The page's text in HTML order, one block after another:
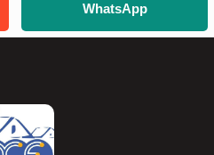
WhatsApp